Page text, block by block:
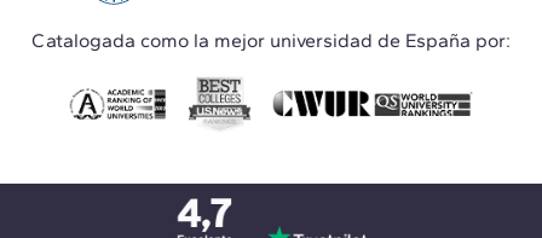
Catalogada como la mejor universidad de España por: